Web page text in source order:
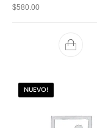
$580.00
NUEVO!